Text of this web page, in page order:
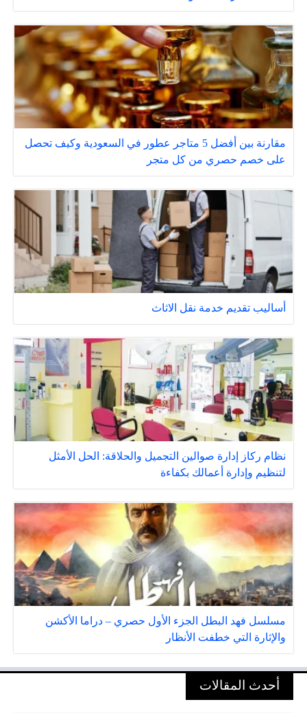
مقارنة بين أفضل 5 متاجر عطور في السعودية وكيف تحصل
على خصم حصري من كل متجر
أساليب تقديم خدمة نقل الاثاث
نظام ركاز إدارة صوالين التجميل والحلاقة: الحل الأمثل
لتنظيم وإدارة أعمالك بكفاءة
مسلسل فهد البطل الجزء الأول حصري – دراما الأكشن
والإثارة التي خطفت الأنظار
أحدث المقالات